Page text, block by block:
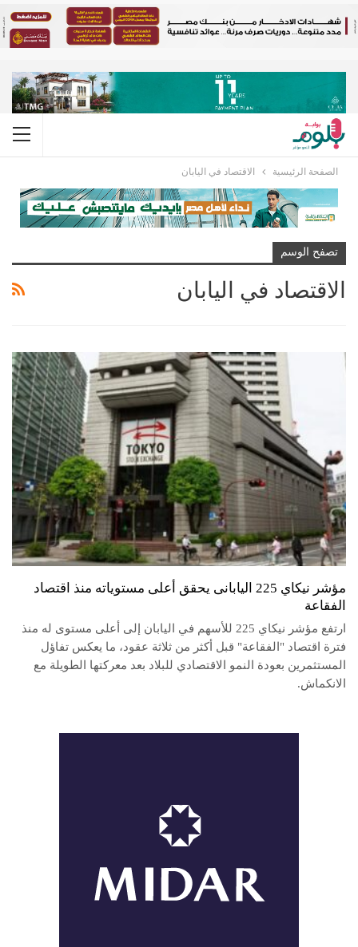
الصفحة الرئيسية الاقتصاد في اليابان
تصفح الوسم
الاقتصاد في اليابان
مؤشر نيكاي 225 اليابانى يحقق أعلى مستوياته منذ اقتصاد
الفقاعة
ارتفع مؤشر نيكاي 225 للأسهم في اليابان إلى أعلى مستوى له منذ
فترة اقتصاد "الفقاعة" قبل أكثر من ثلاثة عقود، ما يعكس تفاؤل
المستثمرين بعودة النمو الاقتصادي للبلاد بعد معركتها الطويلة مع
الانكماش.